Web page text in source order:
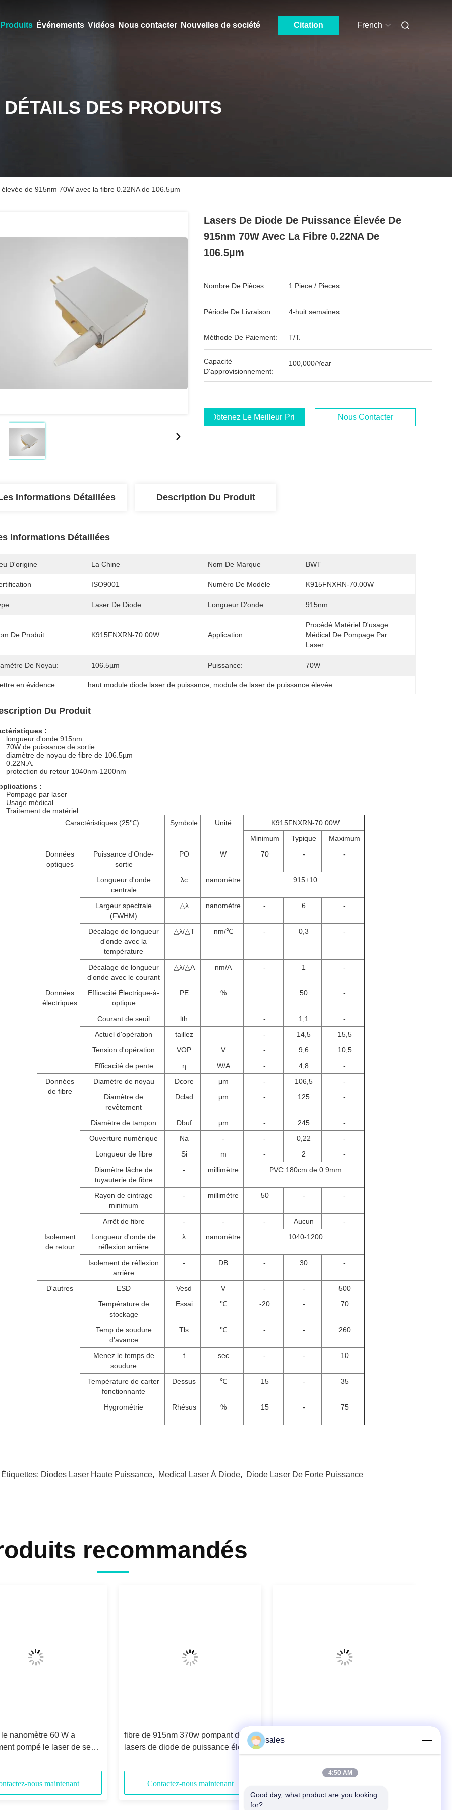
Produits Événements Vidéos Nous contacter Nouvelles de société Citation French
DÉTAILS DES PRODUITS
de 915nm 70W avec la fibre 0.22NA de 106.5µm
Lasers De Diode De Puissance Élevée De
915nm 70W Avec La Fibre 0.22NA De
106.5µm
Nombre De Pièces: 1 Piece / Pieces
Période De Livraison: 4-huit semaines
Méthode De Paiement: T/T.
Capacité
D'approvisionnement:
100,000/Year
Obtenez Le Meilleur Prix Nous Contacter
Informations Détaillées Description Du Produit
Informations Détaillées
D'origine La Chine Nom De Marque BWT
ISO9001 Numéro De Modèle K915FNXRN-70.00W
Laser De Diode Longueur D'onde: 915nm
De Produit: K915FNXRN-70.00W Application:
Procédé Matériel D'usage
Médical De Pompage Par
Laser
De Noyau: 106.5µm Puissance: 70W
en évidence: haut module diode laser de puissance module de laser de puissance élevée
Du Produit
:
longueur d'onde 915nm
70W de puissance de sortie
diamètre de noyau de fibre de 106.5µm
0.22N.A.
protection du retour 1040nm-1200nm
:
Pompage par laser
Usage médical
Traitement de matériel
Caractéristiques (25℃)
Symbole Unité
K915FNXRN-70.00W
Minimum
Typique
Maximum
Données
optiques
Puissance d'Onde-
sortie
PO W 70 - -
Longueur d'onde
centrale
λc nanomètre 915±10
Largeur spectrale
(FWHM)
△λ nanomètre - 6 -
Décalage de longueur
d'onde avec la
température
△λ/△T nm/℃ - 0,3 -
Décalage de longueur
d'onde avec le courant
△λ/△A nm/A - 1 -
Données
électriques
Efficacité Électrique-à-
optique
PE % 50 -
Courant de seuil lth - 1,1
-
Actuel d'opération
taillez - 14,5
15,5
Tension d'opération
VOP V - 9,6
10,5
Efficacité de pente
η W/A - 4,8
-
Données
de fibre
Diamètre de noyau Dcore μm - 106,5
-
Diamètre de
revêtement
Dclad μm - 125 -
Diamètre de tampon Dbuf μm - 245
-
Ouverture numérique
Na - - 0,22
-
Longueur de fibre
Si m - 2
-
Diamètre lâche de
tuyauterie de fibre
- millimètre PVC 180cm de 0.9mm
Rayon de cintrage
minimum
- millimètre 50 - -
Arrêt de fibre - - - Aucun
-
Isolement
de retour
Longueur d'onde de
réflexion arrière
λ nanomètre 1040-1200
Isolement de réflexion
arrière
- DB - 30 -
D'autres ESD Vesd V - -
500
Température de
stockage
Essai ℃ -20 - 70
Temp de soudure
d'avance
Tls ℃ - - 260
Menez le temps de
soudure
t sec - - 10
Température de carter
fonctionnante
Dessus ℃ 15 - 35
Hygrométrie Rhésus % 15 - 75
Étiquettes: Diodes Laser Haute Puissance, Medical Laser À Diode, Diode Laser De Forte Puissance
recommandés
nanomètre 60 W a
pompé le laser de semi-
nous maintenant
fibre de 915nm 370w pompant des
lasers de diode de puissance élevée
Contactez-nous maintenant
sales
4:50 AM
Good day, what product are you looking
for?